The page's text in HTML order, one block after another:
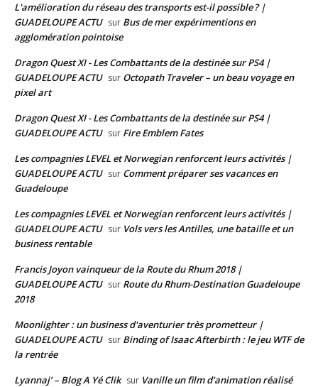
L'amélioration du réseau des transports est-il possible ? |
GUADELOUPE ACTU sur Bus de mer expérimentions en
agglomération pointoise
Dragon Quest XI - Les Combattants de la destinée sur PS4 |
GUADELOUPE ACTU sur Octopath Traveler – un beau voyage en
pixel art
Dragon Quest XI - Les Combattants de la destinée sur PS4 |
GUADELOUPE ACTU sur Fire Emblem Fates
Les compagnies LEVEL et Norwegian renforcent leurs activités |
GUADELOUPE ACTU sur Comment préparer ses vacances en
Guadeloupe
Les compagnies LEVEL et Norwegian renforcent leurs activités |
GUADELOUPE ACTU sur Vols vers les Antilles, une bataille et un
business rentable
Francis Joyon vainqueur de la Route du Rhum 2018 |
GUADELOUPE ACTU sur Route du Rhum-Destination Guadeloupe
2018
Moonlighter : un business d'aventurier très prometteur |
GUADELOUPE ACTU sur Binding of Isaac Afterbirth : le jeu WTF de
la rentrée
Lyannaj’ – Blog A Yé Clik sur Vanille un film d’animation réalisé